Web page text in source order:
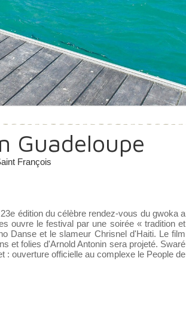
Guadeloupe
François
édition du célèbre rendez-vous du gwoka a
ouvre le festival par une soirée « tradition et
Danse et le slameur Chrisnel d'Haiti. Le film
et folies d'Arnold Antonin sera projeté. Swaré
: ouverture officielle au complexe le People de